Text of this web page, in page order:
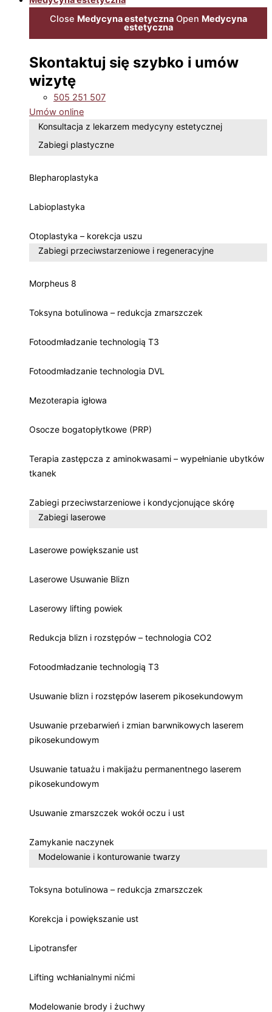
Close Medycyna estetyczna Open Medycyna
estetyczna
Skontaktuj się szybko i umów
wizytę
505 251 507
Umów online
Konsultacja z lekarzem medycyny estetycznej
Zabiegi plastyczne
Blepharoplastyka
Labioplastyka
Otoplastyka – korekcja uszu
Zabiegi przeciwstarzeniowe i regeneracyjne
Morpheus 8
Toksyna botulinowa – redukcja zmarszczek
Fotoodmładzanie technologią T3
Fotoodmładzanie technologia DVL
Mezoterapia igłowa
Osocze bogatopłytkowe (PRP)
Terapia zastępcza z aminokwasami – wypełnianie ubytków
tkanek
Zabiegi przeciwstarzeniowe i kondycjonujące skórę
Zabiegi laserowe
Laserowe powiększanie ust
Laserowe Usuwanie Blizn
Laserowy lifting powiek
Redukcja blizn i rozstępów – technologia CO2
Fotoodmładzanie technologią T3
Usuwanie blizn i rozstępów laserem pikosekundowym
Usuwanie przebarwień i zmian barwnikowych laserem
pikosekundowym
Usuwanie tatuażu i makijażu permanentnego laserem
pikosekundowym
Usuwanie zmarszczek wokół oczu i ust
Zamykanie naczynek
Modelowanie i konturowanie twarzy
Toksyna botulinowa – redukcja zmarszczek
Korekcja i powiększanie ust
Lipotransfer
Lifting wchłanialnymi nićmi
Modelowanie brody i żuchwy